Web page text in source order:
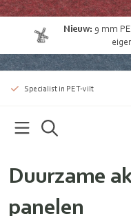
Nieuw: 9 mm
Specialist in PET-vilt
Duurzame
panelen